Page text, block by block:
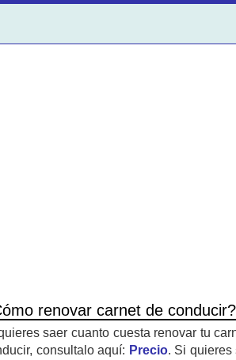
renovar carnet de conducir?
saer cuanto cuesta renovar tu
consultalo aquí: Precio. Si quieres